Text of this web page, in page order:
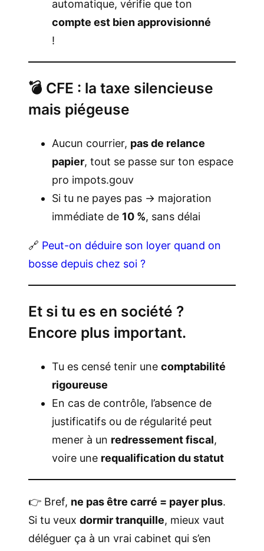
automatique, vérifie que ton
compte est bien approvisionné
!
💣 CFE : la taxe silencieuse
mais piégeuse
Aucun courrier, pas de relance
papier, tout se passe sur ton espace
pro impots.gouv
Si tu ne payes pas → majoration
immédiate de 10 %, sans délai
🔗 Peut-on déduire son loyer quand on
bosse depuis chez soi ?
Et si tu es en société ?
Encore plus important.
Tu es censé tenir une comptabilité
rigoureuse
En cas de contrôle, l’absence de
justificatifs ou de régularité peut
mener à un redressement fiscal,
voire une requalification du statut
👉 Bref, ne pas être carré = payer plus.
Si tu veux dormir tranquille, mieux vaut
déléguer ça à un vrai cabinet qui s’en